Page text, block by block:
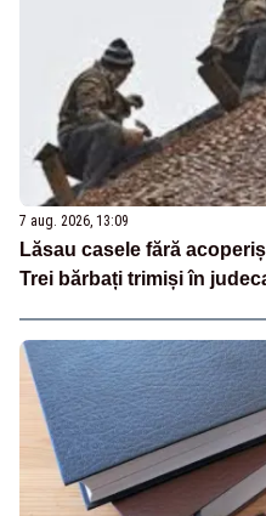
7 aug. 2026, 13:09
Lăsau casele fără
Trei bărbați trimiși în